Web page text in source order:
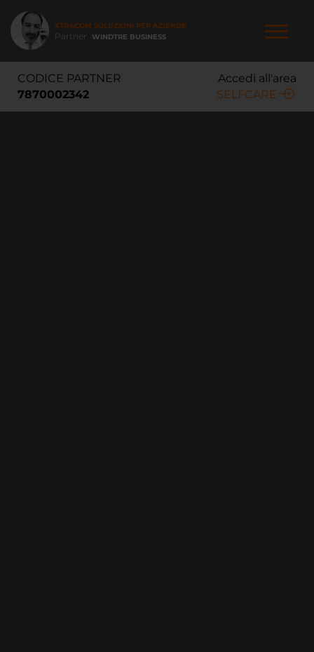
contenuto
principale
XTRACOM SOLUZIONI PER AZIENDE
Partner WINDTRE BUSINESS
CODICE PARTNER
7870002342
Accedi all'area
SELFCARE
NAVIGAZIONE
PRINCIPALE